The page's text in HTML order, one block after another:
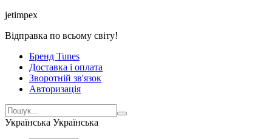
jetimpex
Відправка по всьому світу!
Бренд Tunes
Доставка і оплата
Зворотній зв'язок
Авторизація
Українська Українська